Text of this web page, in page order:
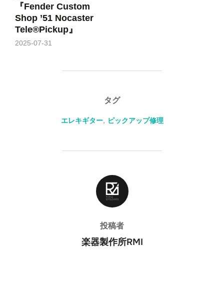
『Fender Custom
Shop ’51 Nocaster
Tele®Pickup』
2025-07-31
タグ
エレキギター, ピックアップ修理
投稿者
投稿者
楽器製作所RMI